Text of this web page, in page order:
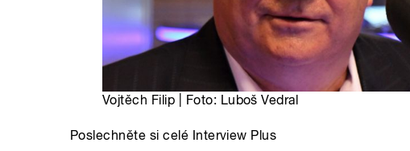
Vojtěch Filip | Foto: Luboš Vedral
Poslechněte si celé Interview Plus